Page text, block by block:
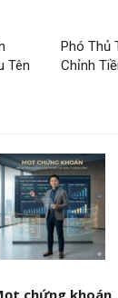
Tên
Phó Thủ
Chỉnh